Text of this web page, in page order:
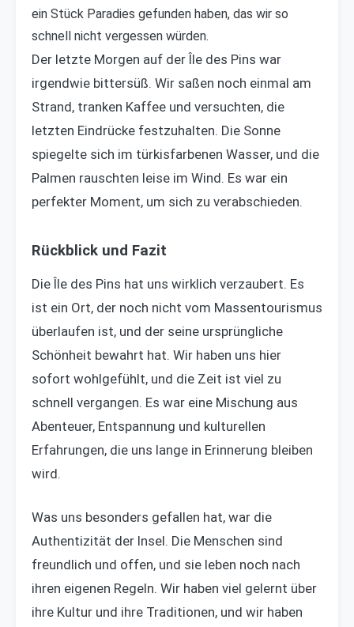
ein Stück Paradies gefunden haben, das wir so
schnell nicht vergessen würden.
Der letzte Morgen auf der Île des Pins war
irgendwie bittersüß. Wir saßen noch einmal am
Strand, tranken Kaffee und versuchten, die
letzten Eindrücke festzuhalten. Die Sonne
spiegelte sich im türkisfarbenen Wasser, und die
Palmen rauschten leise im Wind. Es war ein
perfekter Moment, um sich zu verabschieden.
Rückblick und Fazit
Die Île des Pins hat uns wirklich verzaubert. Es
ist ein Ort, der noch nicht vom Massentourismus
überlaufen ist, und der seine ursprüngliche
Schönheit bewahrt hat. Wir haben uns hier
sofort wohlgefühlt, und die Zeit ist viel zu
schnell vergangen. Es war eine Mischung aus
Abenteuer, Entspannung und kulturellen
Erfahrungen, die uns lange in Erinnerung bleiben
wird.
Was uns besonders gefallen hat, war die
Authentizität der Insel. Die Menschen sind
freundlich und offen, und sie leben noch nach
ihren eigenen Regeln. Wir haben viel gelernt über
ihre Kultur und ihre Traditionen, und wir haben